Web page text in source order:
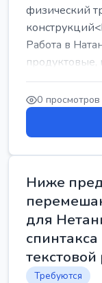
физический
Работа в
0 просмотров
Ниже
для
текстовой
Требуются